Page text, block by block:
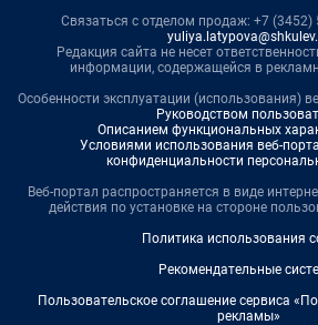
Связаться с отделом продаж: +7 (3452)
Редакция сайта не несет
информации, содержащейся в
Особенности эксплуатации (использования)
Руководством
Описанием функциональных
Условиями использования веб-
конфиденциальности
Веб-портал распространяется в виде
действия по установке на стороне
Политика использования
Рекомендательные
Пользовательское соглашение сервиса
рекламы»